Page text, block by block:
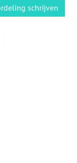
schrijven